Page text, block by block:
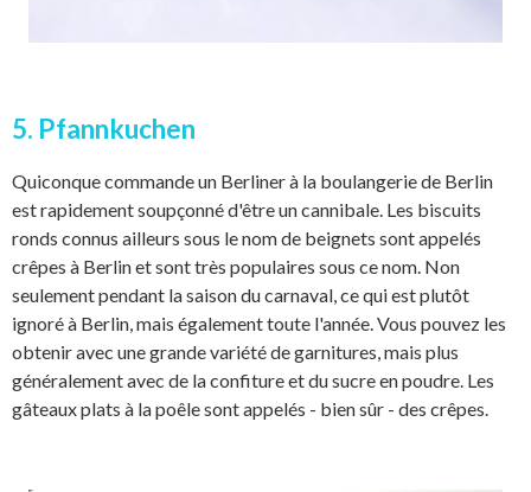
5. Pfannkuchen
Quiconque commande un Berliner à la boulangerie de Berlin
est rapidement soupçonné d'être un cannibale. Les biscuits
ronds connus ailleurs sous le nom de beignets sont appelés
crêpes à Berlin et sont très populaires sous ce nom. Non
seulement pendant la saison du carnaval, ce qui est plutôt
ignoré à Berlin, mais également toute l'année. Vous pouvez les
obtenir avec une grande variété de garnitures, mais plus
généralement avec de la confiture et du sucre en poudre. Les
gâteaux plats à la poêle sont appelés - bien sûr - des crêpes.